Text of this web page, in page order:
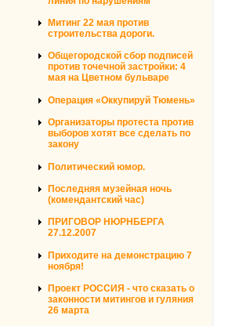
Митинг 22 мая против
строительства дороги.
Общегородской сбор подписей
против точечной застройки: 4
мая на Цветном бульваре
Операция «Оккупируй Тюмень»
Организаторы протеста против
выборов хотят все сделать по
закону
Политический юмор.
Последняя музейная ночь
(комендантский час)
ПРИГОВОР НЮРНБЕРГА
27.12.2007
Приходите на демонстрацию 7
ноября!
Проект РОССИЯ - что сказать о
законности митингов и гуляния
26 марта